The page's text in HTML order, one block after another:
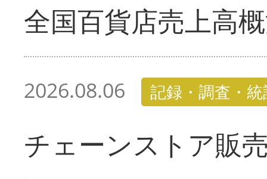
全国百貨店売上高
2026.08.06 記録・調査・
チェーンストア販